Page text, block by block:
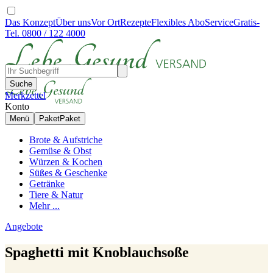
Das KonzeptÜber unsVor OrtRezepteFlexibles AboServiceGratis-
Tel. 0800 / 122 4000
Suche
Merkzettel
Konto
Menü PaketPaket
Brote & Aufstriche
Gemüse & Obst
Würzen & Kochen
Süßes & Geschenke
Getränke
Tiere & Natur
Mehr ...
Angebote
Spaghetti mit Knoblauchsoße